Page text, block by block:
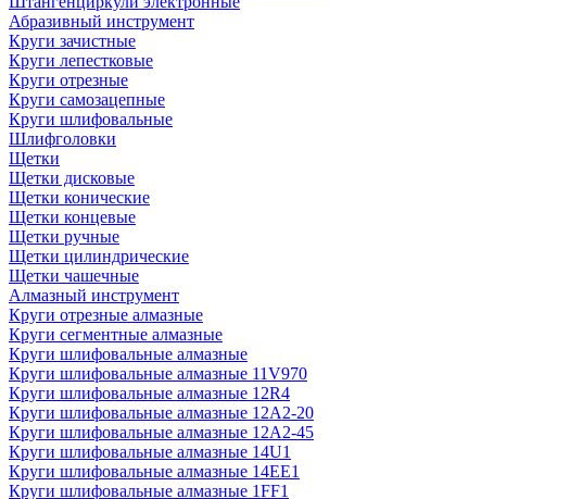
Абразивный инструмент
Круги зачистные
Круги лепестковые
Круги отрезные
Круги самозацепные
Круги шлифовальные
Шлифголовки
Щетки
Щетки дисковые
Щетки конические
Щетки концевые
Щетки ручные
Щетки цилиндрические
Щетки чашечные
Алмазный инструмент
Круги отрезные алмазные
Круги сегментные алмазные
Круги шлифовальные алмазные
Круги шлифовальные алмазные 11V970
Круги шлифовальные алмазные 12R4
Круги шлифовальные алмазные 12А2-20
Круги шлифовальные алмазные 12А2-45
Круги шлифовальные алмазные 14U1
Круги шлифовальные алмазные 14ЕЕ1
Круги шлифовальные алмазные 1FF1